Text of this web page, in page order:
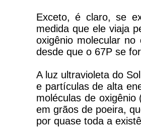
Exceto, é claro, se
medida que ele viaja
oxigênio molecular
desde que o 67P se
A luz ultravioleta do
e partículas de alta
moléculas de
em grãos de poeira,
por quase toda a